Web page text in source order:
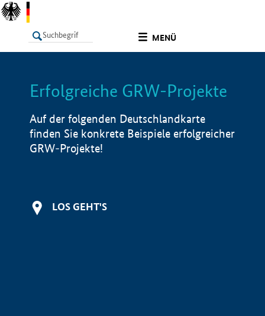
MENÜ
LISTE Info
Erfolgreiche GRW-Projekte
Auf der folgenden Deutschlandkarte
finden Sie konkrete Beispiele erfolgreicher
GRW-Projekte!
LOS GEHT'S